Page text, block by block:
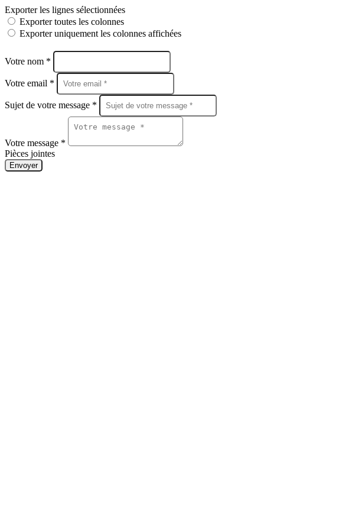
Exporter les lignes sélectionnées
Exporter toutes les colonnes
Exporter uniquement les colonnes affichées
Votre nom *
Votre email *
Sujet de votre message *
Votre message *
Pièces jointes
Envoyer